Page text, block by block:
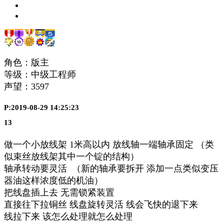
角色：版主
等级：中级工程师
声望： 3597
P:2019-08-29 14:25:23
13
做一个小放线架 1米高以内 放线轴一端轴承固定 （类
似束丝放线架其中一个锭的结构）
轴承转动要灵活 （新的轴承要拆开 添加一点类似变压
器油这样浓度低的机油）
把线盘插上去 无需锁紧装置
直接往下拉铜丝 线盘旋转灵活 线会飞快的退下来
线拉下来 该怎么处理就怎么处理